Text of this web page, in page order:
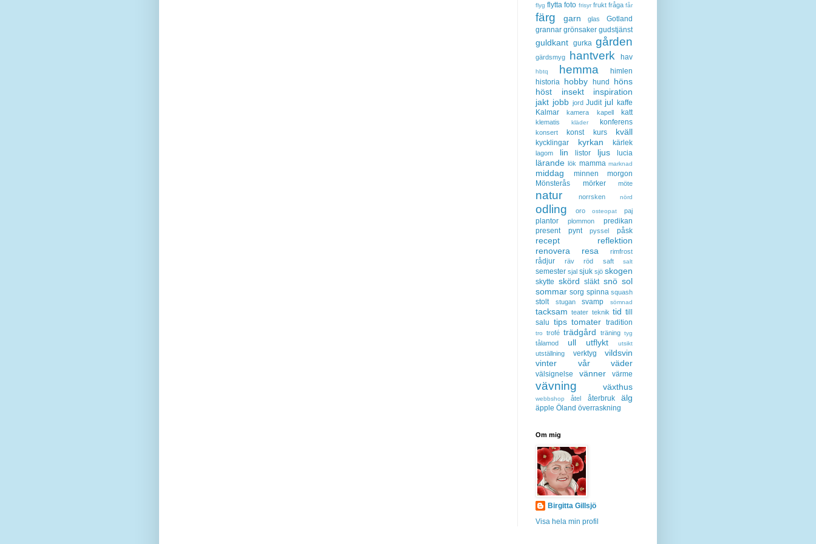
flyg flytta foto frisyr frukt fråga får
färg garn glas
Gotland
grannar grönsaker gudstjänst
guldkant gurka gården
gärdsmyg hantverk hav
hbtq hemma
himlen
historia hobby hund
höns
höst
insekt
inspiration
jakt jobb jord Judit jul kaffe
Kalmar
kamera kapell katt
klematis kläder konferens
konsert konst kurs kväll
kycklingar kyrkan kärlek
lagom lin listor ljus lucia
lärande lök mamma marknad
middag minnen
morgon
Mönsterås
mörker möte
natur norrsken nörd
odling oro osteopat paj
plantor plommon
predikan
present
pynt pyssel påsk
recept
reflektion
renovera
resa rimfrost
rådjur räv röd saft salt
semester sjal sjuk sjö skogen
skytte skörd släkt snö sol
sommar sorg spinna squash
stolt stugan svamp sömnad
tacksam teater teknik tid till
salu tips tomater tradition
tro trofé trädgård träning tyg
tålamod ull utflykt utsikt
utställning verktyg
vildsvin
vinter
vår väder
välsignelse vänner värme
vävning växthus
webbshop åtel återbruk älg
äpple Öland överraskning
Om mig
Birgitta Gillsjö
Visa hela min profil